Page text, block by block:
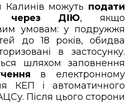
можуть подати
через ДІЮ, якщо
умовам: у подружжя
до 18 років, обидва
в застосунку.
шляхом заповнення
в електронному
КЕП і автоматичного
Після цього сторони